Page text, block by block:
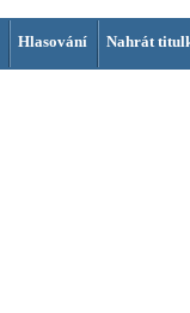
Hlasování Nahrát